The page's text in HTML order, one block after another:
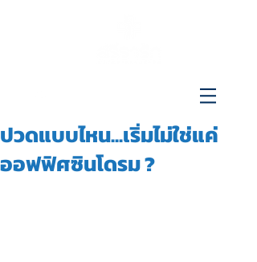
ปวดแบบไหน...เริ่มไม่ใช่แค่
ออฟฟิศซินโดรม ?